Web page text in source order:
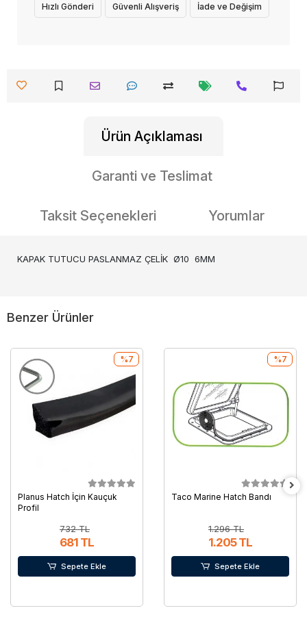
Hızlı Gönderi Güvenli Alışveriş İade ve Değişim
Ürün Açıklaması
Garanti ve Teslimat
Taksit Seçenekleri Yorumlar
KAPAK TUTUCU PASLANMAZ ÇELİK Ø10 6MM
Benzer Ürünler
Planus Hatch İçin Kauçuk
Profil
732 TL
681 TL
%7
Sepete Ekle
Taco Marine Hatch Bandı
1.296 TL
1.205 TL
%7
Sepete Ekle